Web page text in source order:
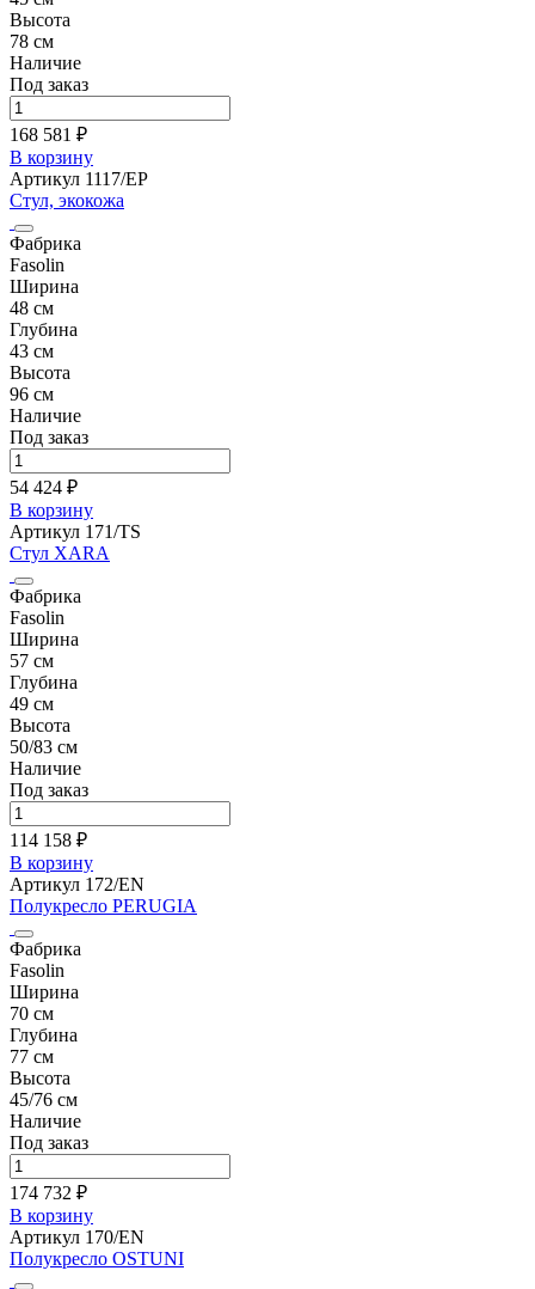
Высота
78 см
Наличие
Под заказ
168 581 ₽
В корзину
Артикул 1117/EP
Стул, экокожа
Фабрика
Fasolin
Ширина
48 см
Глубина
43 см
Высота
96 см
Наличие
Под заказ
54 424 ₽
В корзину
Артикул 171/TS
Стул XARA
Фабрика
Fasolin
Ширина
57 см
Глубина
49 см
Высота
50/83 см
Наличие
Под заказ
114 158 ₽
В корзину
Артикул 172/EN
Полукресло PERUGIA
Фабрика
Fasolin
Ширина
70 см
Глубина
77 см
Высота
45/76 см
Наличие
Под заказ
174 732 ₽
В корзину
Артикул 170/EN
Полукресло OSTUNI